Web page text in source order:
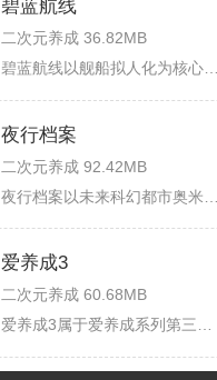
碧蓝航线
二次元养成 36.82MB
夜行档案
二次元养成 92.42MB
爱养成3
二次元养成 60.68MB
爱养成3属于爱养成系列第三部单机模拟养成手游，故事依托天使堕...